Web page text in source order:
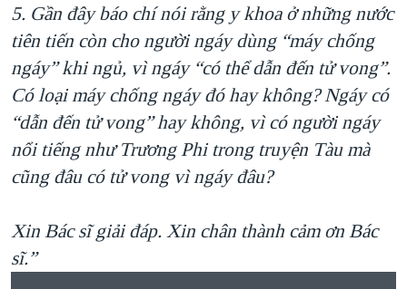
5. Gần đây báo chí nói rằng y khoa ở những nước
tiên tiến còn cho người ngáy dùng “máy chống
ngáy” khi ngủ, vì ngáy “có thể dẫn đến tử vong”.
Có loại máy chống ngáy đó hay không? Ngáy có
“dẫn đến tử vong” hay không, vì có người ngáy
nổi tiếng như Trương Phi trong truyện Tàu mà
cũng đâu có tử vong vì ngáy đâu?
Xin Bác sĩ giải đáp. Xin chân thành cảm ơn Bác
sĩ.”